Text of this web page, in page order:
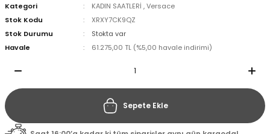
Kategori
KADIN SAATLERİ ,Versace
Stok Kodu
XRXY7CK9QZ
Stok Durumu
Stokta var
Havale
61.275,00 TL (%5,00 havale indirimi)
Sepete Ekle